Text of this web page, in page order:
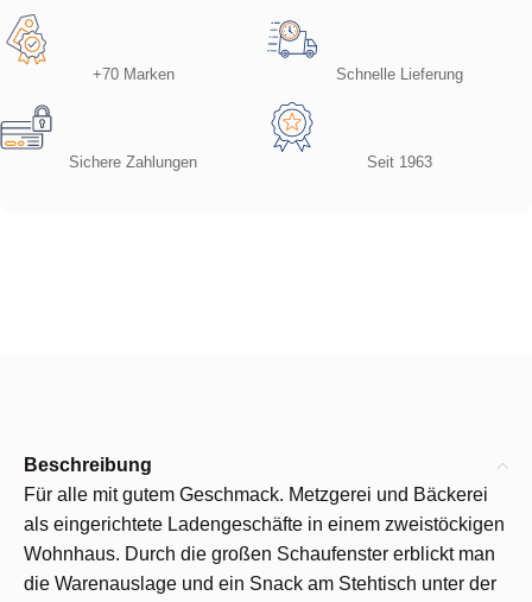
+70 Marken Schnelle Lieferung
Sichere Zahlungen Seit 1963
Beschreibung
Für alle mit gutem Geschmack. Metzgerei und Bäckerei
als eingerichtete Ladengeschäfte in einem zweistöckigen
Wohnhaus. Durch die großen Schaufenster erblickt man
die Warenauslage und ein Snack am Stehtisch unter der